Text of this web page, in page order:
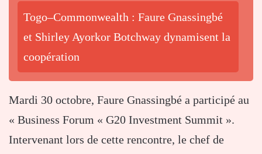
Togo–Commonwealth : Faure Gnassingbé
et Shirley Ayorkor Botchway dynamisent la
coopération
Mardi 30 octobre, Faure Gnassingbé a participé au
« Business Forum « G20 Investment Summit ».
Intervenant lors de cette rencontre, le chef de